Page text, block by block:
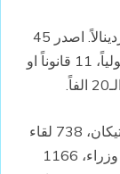
+ترأس 15 سينودساً للاساقفة، ورسم 231 كاردينالاً. اصدر 45
رسالة بابوية، 15 توجيهاً رسولياً، 14 ارشاداً رسولياً، 11 قانوناً او
+ في سجلات عهده ايضاً، 38 زيارة رسمية للفاتيكان، 738 لقاء
مع رؤساء دول في الفاتيكان، و246 مع رؤساء وزراء، 1166